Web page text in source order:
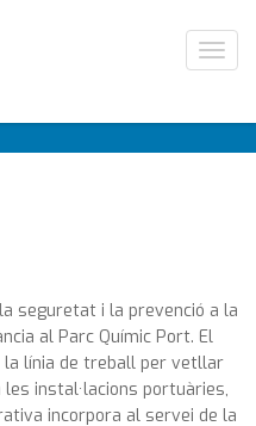
T
l
g
a
t
i
o
seguretat i la prevenció a la
al Parc Químic Port. El
la línia de treball per vetllar
instal·lacions portuàries,
incorpora al servei de la